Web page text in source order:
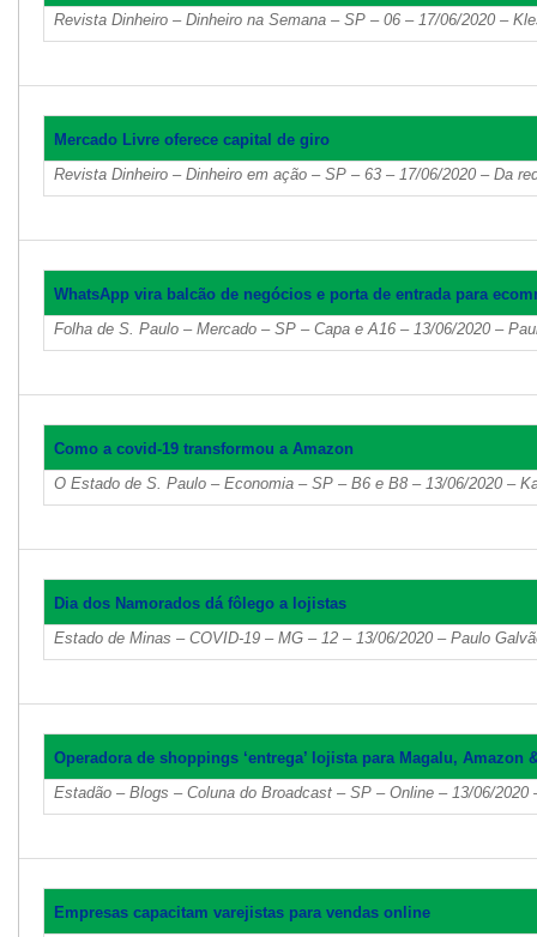
Revista Dinheiro – Dinheiro na Semana – SP – 06 – 17/06/2020 –
Mercado Livre oferece capital de giro
Revista Dinheiro – Dinheiro em ação – SP – 63 – 17/06/2020 – Da
WhatsApp vira balcão de negócios e porta de entrada para
Folha de S. Paulo – Mercado – SP – Capa e A16 – 13/06/2020 –
Como a covid-19 transformou a Amazon
O Estado de S. Paulo – Economia – SP – B6 e B8 – 13/06/2020 –
Dia dos Namorados dá fôlego a lojistas
Estado de Minas – COVID-19 – MG – 12 – 13/06/2020 – Paulo
Operadora de shoppings ‘entrega’ lojista para Magalu, Amazon
Estadão – Blogs – Coluna do Broadcast – SP – Online – 13/06/2020
Empresas capacitam varejistas para vendas online